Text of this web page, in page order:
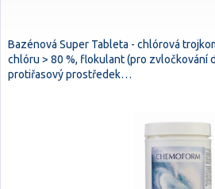
Bazénová Super Tableta - chlórová
chlóru > 80 %, flokulant (pro zvločkování
protiřasový prostředek…